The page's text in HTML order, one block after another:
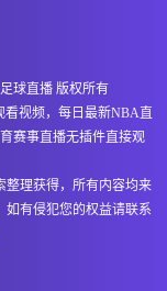
马穆图凯恩中心
足球直播 版权所有
看视频，每日最新NBA直
赛事直播无插件直接观
整理获得，所有内容均来
如有侵犯您的权益请联系